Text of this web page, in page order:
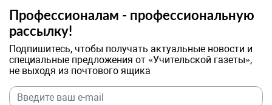
Профессионалам - профессиональную
рассылку!
Подпишитесь, чтобы получать актуальные новости и
специальные предложения от «Учительской газеты»,
не выходя из почтового ящика